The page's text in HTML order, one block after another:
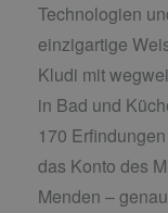
Technologien
einzigartige
Kludi mit
in Bad und
170
das Konto des
Menden –